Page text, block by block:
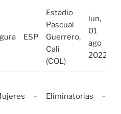
ESP
Estadio
Pascual
Guerrero,
Cali
(COL)
lun,
01
ago
2022
– Eliminatorias –